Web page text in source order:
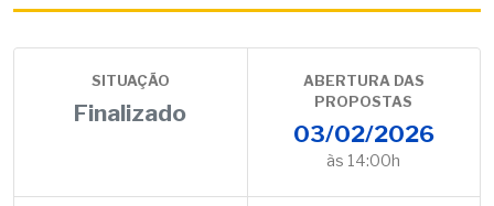
SITUAÇÃO
Finalizado
ABERTURA DAS
PROPOSTAS
03/02/2026
às 14:00h